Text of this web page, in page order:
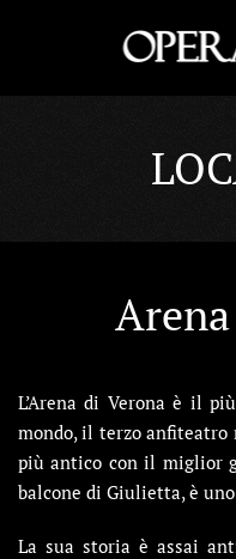
Skip to main content
L’Arena di Verona è il
mondo, il terzo anfiteatro
più antico con il miglior
balcone di Giulietta, è
La sua storia è assai